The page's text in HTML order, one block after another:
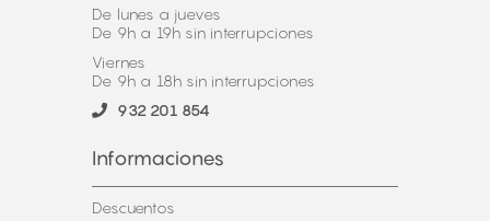
De lunes a jueves
De 9h a 19h sin interrupciones
Viernes
De 9h a 18h sin interrupciones
932 201 854
Informaciones
Descuentos